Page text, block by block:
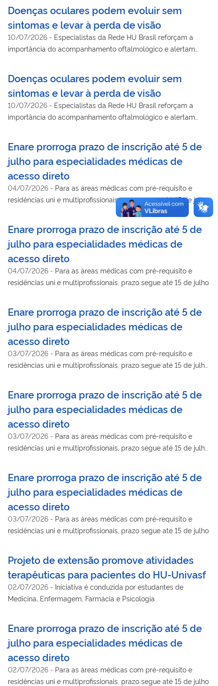
Doenças oculares podem evoluir sem
sintomas e levar à perda de visão
10/07/2026 - Especialistas da Rede HU Brasil reforçam a
importância do acompanhamento oftalmológico e alertam
Doenças oculares podem evoluir sem
sintomas e levar à perda de visão
10/07/2026 - Especialistas da Rede HU Brasil reforçam a
importância do acompanhamento oftalmológico e alertam
Enare prorroga prazo de inscrição até 5 de
julho para especialidades médicas de
acesso direto
04/07/2026 - Para as áreas médicas com pré-requisito e
residências uni e multiprofissionais, prazo segue até 15 de julho
Enare prorroga prazo de inscrição até 5 de
julho para especialidades médicas de
acesso direto
04/07/2026 - Para as áreas médicas com pré-requisito e
residências uni e multiprofissionais, prazo segue até 15 de julho
Enare prorroga prazo de inscrição até 5 de
julho para especialidades médicas de
acesso direto
03/07/2026 - Para as áreas médicas com pré-requisito e
residências uni e multiprofissionais, prazo segue até 15 de julho.
Enare prorroga prazo de inscrição até 5 de
julho para especialidades médicas de
acesso direto
03/07/2026 - Para as áreas médicas com pré-requisito e
residências uni e multiprofissionais, prazo segue até 15 de julho.
Enare prorroga prazo de inscrição até 5 de
julho para especialidades médicas de
acesso direto
03/07/2026 - Para as áreas médicas com pré-requisito e
residências uni e multiprofissionais, prazo segue até 15 de julho
Projeto de extensão promove atividades
terapêuticas para pacientes do HU-Univasf
02/07/2026 - Iniciativa é conduzida por estudantes de
Medicina, Enfermagem, Farmácia e Psicologia
Enare prorroga prazo de inscrição até 5 de
julho para especialidades médicas de
acesso direto
02/07/2026 - Para as áreas médicas com pré-requisito e
residências uni e multiprofissionais, prazo segue até 15 de julho